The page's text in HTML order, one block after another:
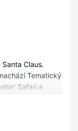
Claus.
Tematický
Safari a
Claus a 1,2 km